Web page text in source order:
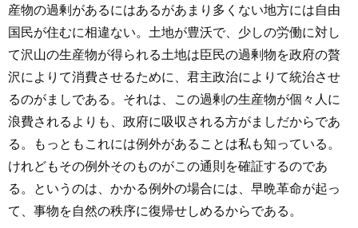
産物の過剰があるにはあるがあまり多くない地方には自由
国民が住むに相違ない。土地が豊沃で、少しの労働に対し
て沢山の生産物が得られる土地は臣民の過剰物を政府の贅
沢によりて消費させるために、君主政治によりて統治させ
るのがましである。それは、この過剰の生産物が個々人に
浪費されるよりも、政府に吸収される方がましだからであ
る。もっともこれには例外があることは私も知っている。
けれどもその例外そのものがこの通則を確証するのであ
る。というのは、かかる例外の場合には、早晩革命が起っ
て、事物を自然の秩序に復帰せしめるからである。